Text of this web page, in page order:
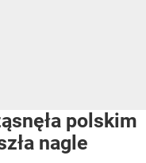
polskim
nagle